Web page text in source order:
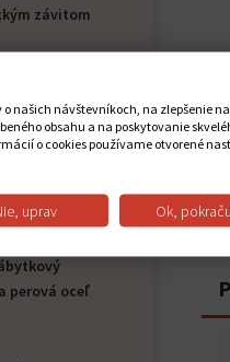
závitom
do kovu
perová oceľ
našich návštevníkoch, na zlepšenie
obsahu a na poskytovanie
o cookies používame otvorené
uprav Ok,